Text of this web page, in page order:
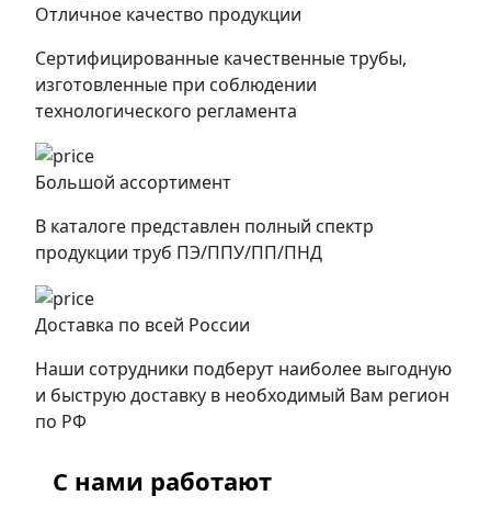
Отличное качество продукции
Сертифицированные качественные трубы,
изготовленные при соблюдении
технологического регламента
Большой ассортимент
В каталоге представлен полный спектр
продукции труб ПЭ/ППУ/ПП/ПНД
Доставка по всей России
Наши сотрудники подберут наиболее выгодную
и быструю доставку в необходимый Вам регион
по РФ
С нами работают